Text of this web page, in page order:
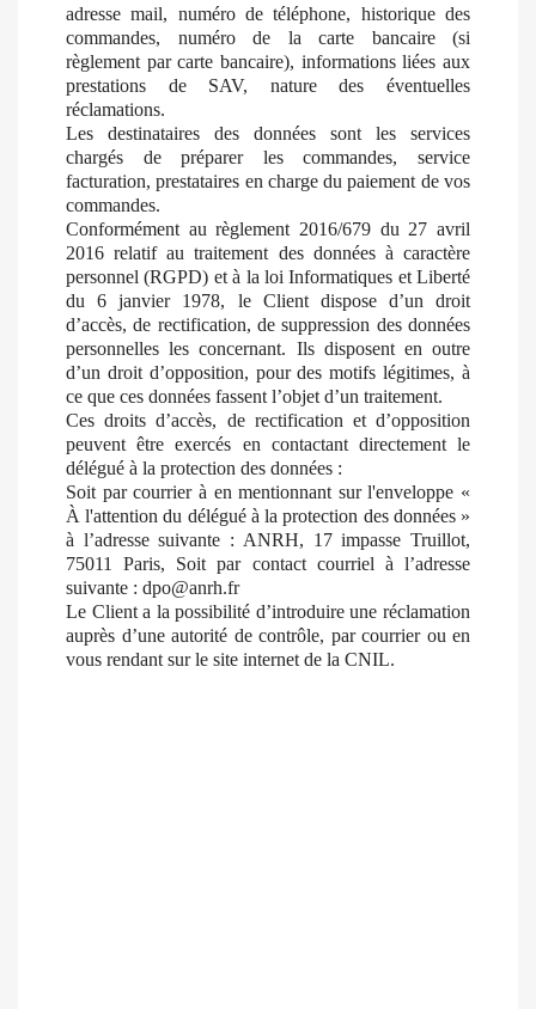
adresse mail, numéro de téléphone, historique des
commandes, numéro de la carte bancaire (si
règlement par carte bancaire), informations liées aux
prestations de SAV, nature des éventuelles
réclamations.
Les destinataires des données sont les services
chargés de préparer les commandes, service
facturation, prestataires en charge du paiement de vos
commandes.
Conformément au règlement 2016/679 du 27 avril
2016 relatif au traitement des données à caractère
personnel (RGPD) et à la loi Informatiques et Liberté
du 6 janvier 1978, le Client dispose d’un droit
d’accès, de rectification, de suppression des données
personnelles les concernant. Ils disposent en outre
d’un droit d’opposition, pour des motifs légitimes, à
ce que ces données fassent l’objet d’un traitement.
Ces droits d’accès, de rectification et d’opposition
peuvent être exercés en contactant directement le
délégué à la protection des données :
Soit par courrier à en mentionnant sur l'enveloppe «
À l'attention du délégué à la protection des données »
à l’adresse suivante : ANRH, 17 impasse Truillot,
75011 Paris, Soit par contact courriel à l’adresse
suivante : dpo@anrh.fr
Le Client a la possibilité d’introduire une réclamation
auprès d’une autorité de contrôle, par courrier ou en
vous rendant sur le site internet de la CNIL.